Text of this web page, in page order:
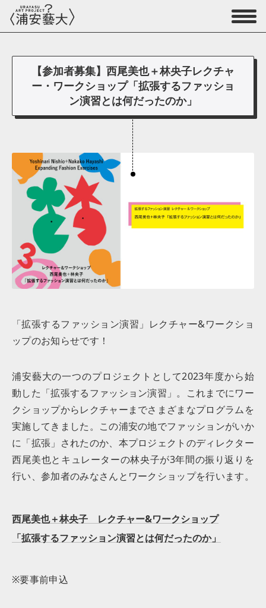
【参加者募集】西尾美也＋林央子レクチャ
ー・ワークショップ「拡張するファッショ
ン演習とは何だったのか」
「拡張するファッション演習」レクチャー&ワークショ
ップのお知らせです！
浦安藝大の一つのプロジェクトとして2023年度から始
動した「拡張するファッション演習」。これまでにワー
クショップからレクチャーまでさまざまなプログラムを
実施してきました。この浦安の地でファッションがいか
に「拡張」されたのか、本プロジェクトのディレクター
西尾美也とキュレーターの林央子が3年間の振り返りを
行い、参加者のみなさんとワークショップを行います。
西尾美也＋林央子 レクチャー&ワークショップ
「拡張するファッション演習とは何だったのか」
※要事前申込